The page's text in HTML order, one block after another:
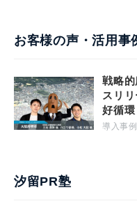
お客様の声・活用事
戦略
スリ
好循環
導入事
汐留PR塾